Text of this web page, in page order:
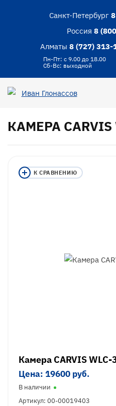
Санкт-Петербург
Россия 8
Алматы 8 (727) 313-
Пн-Пт: с 9.00 до 18.00
Сб-Вс: выходной
КАМЕРА CARVIS
Камера CARVIS WLC-
Цена: 19600 руб.
В наличии
Артикул: 00-00019403